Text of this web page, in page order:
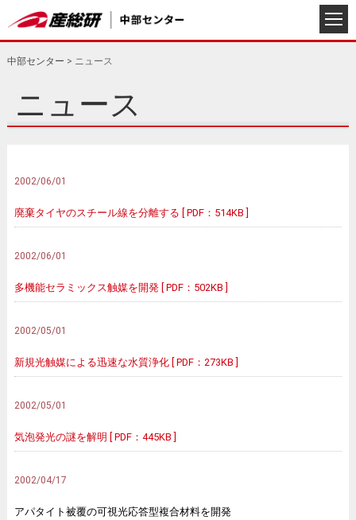
中部センター > ニュース
ニュース
2002/06/01
廃棄タイヤのスチール線を分離する [ PDF：514KB ]
2002/06/01
多機能セラミックス触媒を開発 [ PDF：502KB ]
2002/05/01
新規光触媒による迅速な水質浄化 [ PDF：273KB ]
2002/05/01
気泡発光の謎を解明 [ PDF：445KB ]
2002/04/17
アパタイト被覆の可視光応答型複合材料を開発